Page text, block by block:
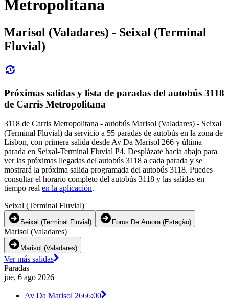
Metropolitana
Marisol (Valadares) - Seixal (Terminal
Fluvial)
Próximas salidas y lista de paradas del autobús 3118
de Carris Metropolitana
3118 de Carris Metropolitana - autobús Marisol (Valadares) - Seixal
(Terminal Fluvial) da servicio a 55 paradas de autobús en la zona de
Lisbon, con primera salida desde Av Da Marisol 266 y última
parada en Seixal-Terminal Fluvial P4. Desplázate hacia abajo para
ver las próximas llegadas del autobús 3118 a cada parada y se
mostrará la próxima salida programada del autobús 3118. Puedes
consultar el horario completo del autobús 3118 y las salidas en
tiempo real en la aplicación.
Seixal (Terminal Fluvial)
Seixal (Terminal Fluvial) Foros De Amora (Estação)
Marisol (Valadares)
Marisol (Valadares)
Ver más salidas
Paradas
jue, 6 ago 2026
Av Da Marisol 2666:00